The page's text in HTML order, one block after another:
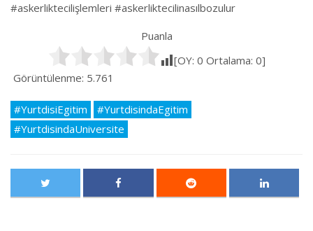
#askerliktecilişlemleri #askerliktecilinasılbozulur
Puanla
[OY: 0 Ortalama: 0]
Görüntülenme: 5.761
#YurtdisiEgitim
#YurtdisindaEgitim
#YurtdisindaUniversite